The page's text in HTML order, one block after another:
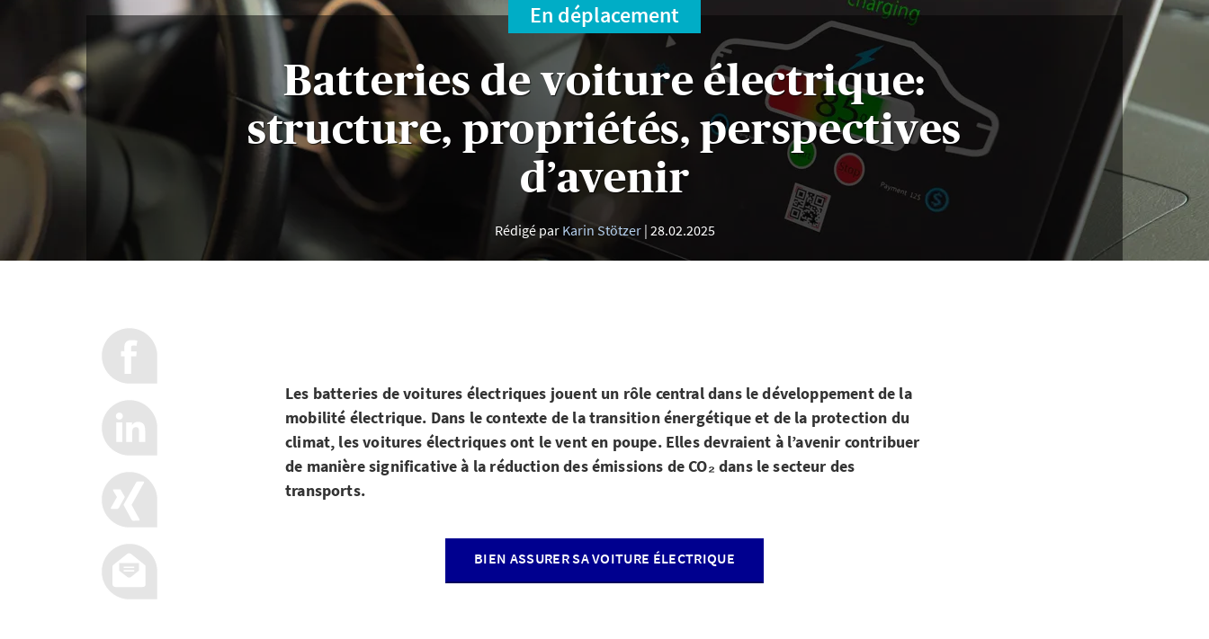
En déplacement
Batteries de voiture électrique:
structure, propriétés, perspectives
d’avenir
Rédigé par Karin Stötzer 28.02.2025
Les batteries de voitures électriques jouent un rôle central dans le développement de la
mobilité électrique. Dans le contexte de la transition énergétique et de la protection du
climat, les voitures électriques ont le vent en poupe. Elles devraient à l’avenir contribuer
de manière significative à la réduction des émissions de CO₂ dans le secteur des
transports.
BIEN ASSURER SA VOITURE ÉLECTRIQUE